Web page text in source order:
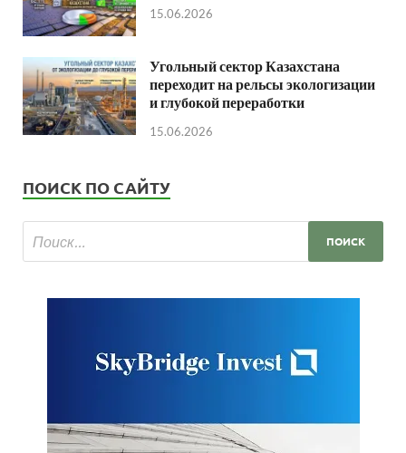
15.06.2026
Угольный сектор Казахстана
переходит на рельсы экологизации
и глубокой переработки
15.06.2026
ПОИСК ПО САЙТУ